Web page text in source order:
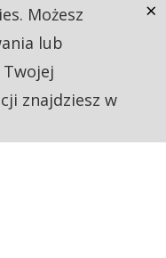
Możesz
lub
znajdziesz w
×